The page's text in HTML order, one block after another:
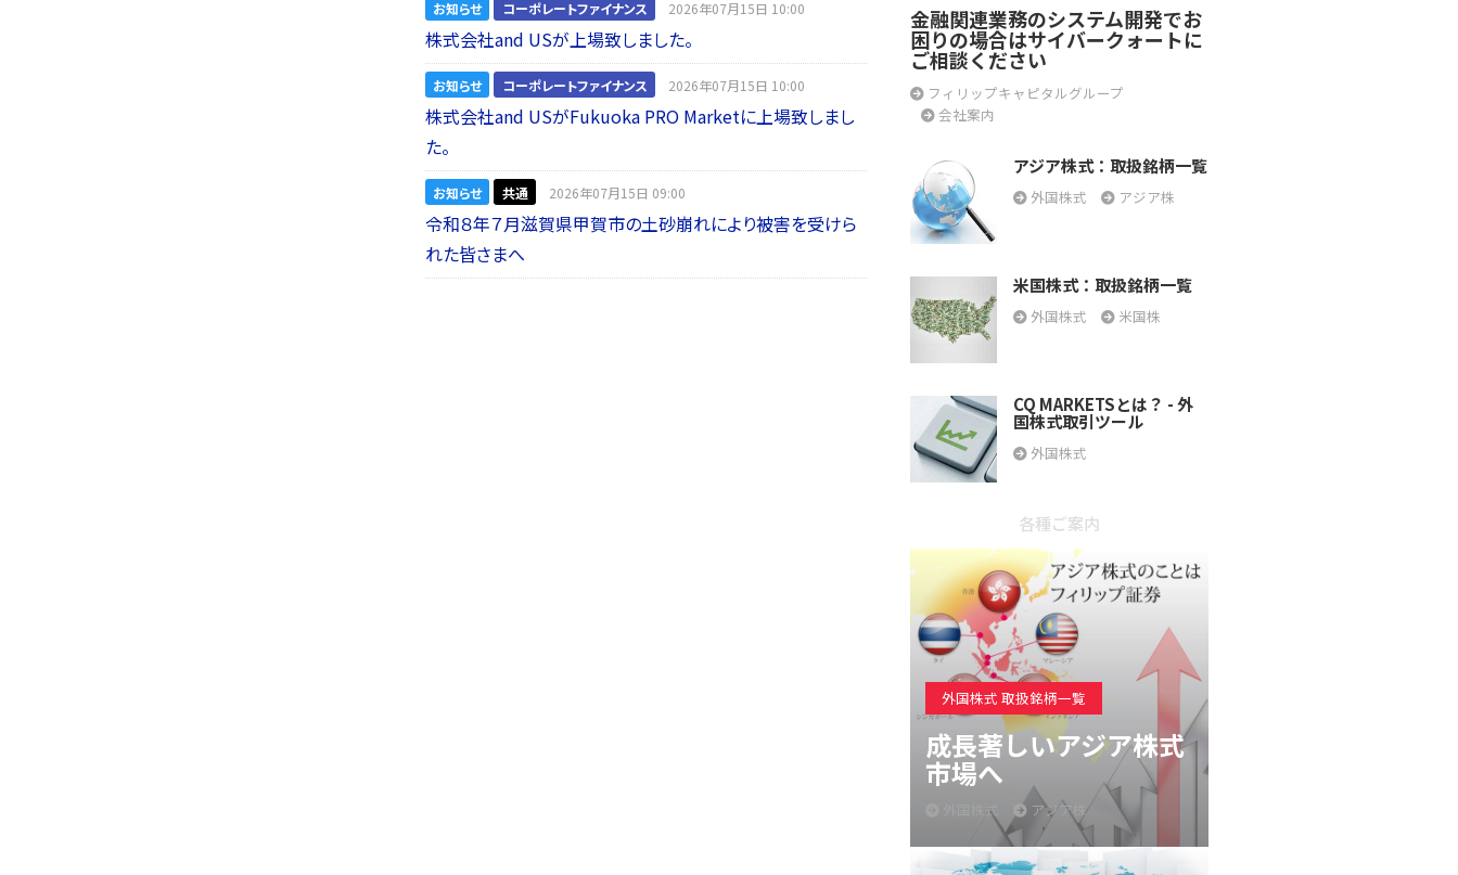
お知らせ コーポレートファイナンス 2026年07月15日 10:00
株式会社and USが上場致しました。
お知らせ コーポレートファイナンス 2026年07月15日 10:00
株式会社and USがFukuoka PRO Marketに上場致しまし
た。
お知らせ 共通 2026年07月15日 09:00
令和８年７月滋賀県甲賀市の土砂崩れにより被害を受けら
れた皆さまへ
金融関連業務のシステム開発でお
困りの場合はサイバークォートに
ご相談ください
フィリップキャピタルグループ
会社案内
アジア株式：取扱銘柄一覧
外国株式 アジア株
米国株式：取扱銘柄一覧
外国株式 米国株
CQ MARKETSとは？ - 外
国株式取引ツール
外国株式
各種ご案内
外国株式 取扱銘柄一覧
成長著しいアジア株式
市場へ
外国株式 アジア株